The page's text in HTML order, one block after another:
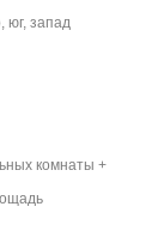
юг, запад
комнаты +